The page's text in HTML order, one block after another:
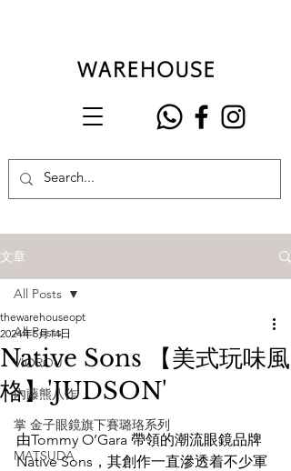
文章
All Posts
VIOROU
內藤熊八作
掌 金子眼鏡旗下賽璐珞系列
MATSUDA
All Posts
Native Sons 【美式玩味風
格】'JUDSON'
thewarehouseopt
2024年5月14日
由Tommy O’Gara 帶領的潮流眼鏡品牌
Native Sons，其創作一直滲透着不少軍